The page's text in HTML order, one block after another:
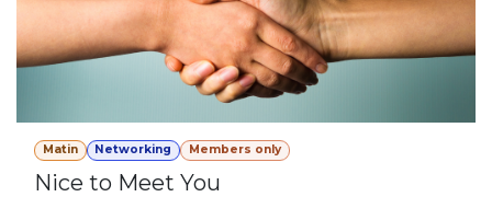
Matin Networking Members only
Nice to Meet You